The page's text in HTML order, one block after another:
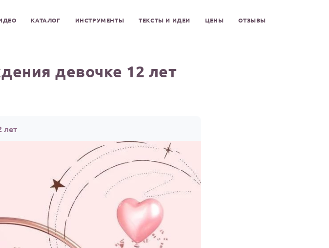
КАТАЛОГ ИНСТРУМЕНТЫ ТЕКСТЫ И ИДЕИ ЦЕНЫ ОТЗЫВЫ
девочке 12 лет
лет